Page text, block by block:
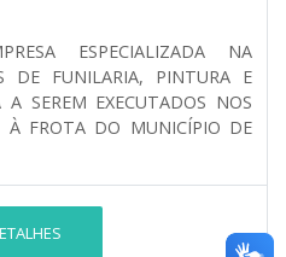
ESPECIALIZADA NA
DE FUNILARIA, PINTURA E
SEREM EXECUTADOS NOS
À FROTA DO MUNICÍPIO DE